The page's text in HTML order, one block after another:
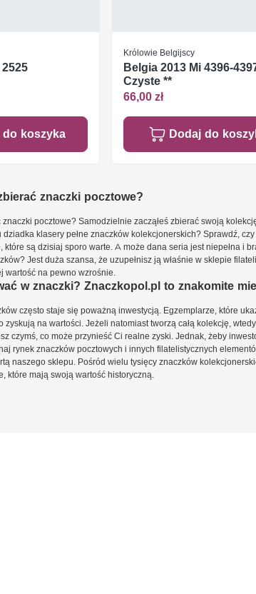
do koszyka
Królowie Belgijscy
Belgia 2013 Mi 4396-
Czyste **
66,00 zł
Dodaj do
znaczki pocztowe?
pocztowe? Samodzielnie zacząłeś zbierać swoją
dziadka klasery pełne znaczków kolekcjonerskich? Sprawdź,
które są dzisiaj sporo warte. A może dana seria jest niepełna i
Jest duża szansa, że uzupełnisz ją właśnie w sklepie
wartość na pewno wzrośnie.
w znaczki? Znaczkopol.pl to znakomite
często staje się poważną inwestycją. Egzemplarze, które
zyskują na wartości. Jeżeli natomiast tworzą całą kolekcję,
czymś, co może przynieść Ci realne zyski. Jednak, żeby
rynek znaczków pocztowych i innych filatelistycznych
naszego sklepu. Pośród wielu tysięcy znaczków
które mają swoją wartość historyczną.